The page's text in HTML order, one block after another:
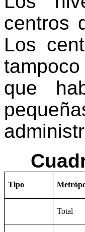
centros
Los
que
Tipo
Total